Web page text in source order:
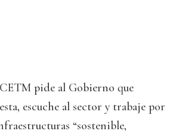
pide al Gobierno que
escuche al sector y trabaje por
“sostenible,